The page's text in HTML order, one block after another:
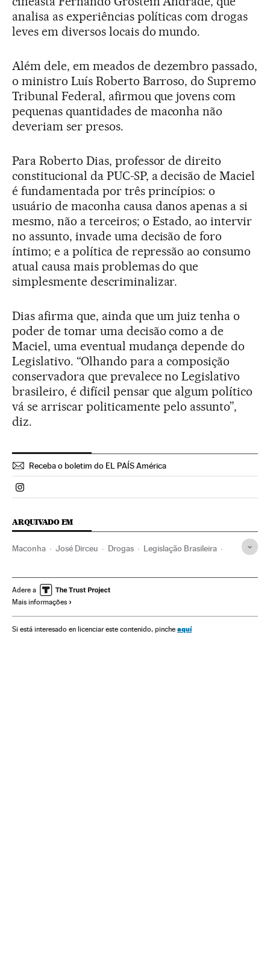
analisa as experiências políticas com drogas
leves em diversos locais do mundo.
Além dele, em meados de dezembro passado,
o ministro Luís Roberto Barroso, do Supremo
Tribunal Federal, afirmou que jovens com
pequenas quantidades de maconha não
deveriam ser presos.
Para Roberto Dias, professor de direito
constitucional da PUC-SP, a decisão de Maciel
é fundamentada por três princípios: o
usuário de maconha causa danos apenas a si
mesmo, não a terceiros; o Estado, ao intervir
no assunto, invade uma decisão de foro
íntimo; e a política de repressão ao consumo
atual causa mais problemas do que
simplesmente descriminalizar.
Dias afirma que, ainda que um juiz tenha o
poder de tomar uma decisão como a de
Maciel, uma eventual mudança depende do
Legislativo. “Olhando para a composição
conservadora que prevalece no Legislativo
brasileiro, é difícil pensar que algum político
vá se arriscar politicamente pelo assunto”,
diz.
Receba o boletim do EL PAÍS América
Politica El País Brasil en Instagram
ARQUIVADO EM
Maconha José Dirceu Drogas Legislação Brasileira
Adere a
Mais informações
Si está interesado en licenciar este contenido, pinche aquí